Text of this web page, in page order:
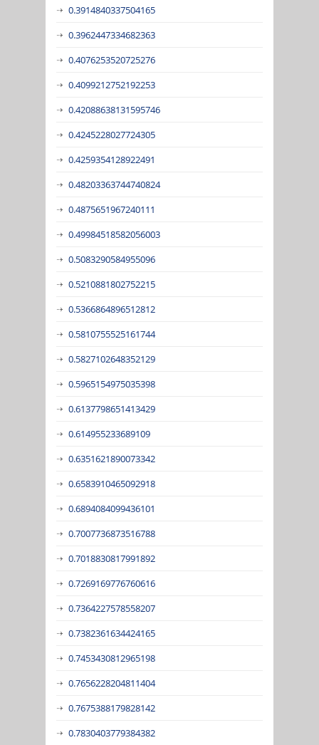
0.3914840337504165
0.3962447334682363
0.4076253520725276
0.4099212752192253
0.42088638131595746
0.4245228027724305
0.4259354128922491
0.48203363744740824
0.4875651967240111
0.49984518582056003
0.5083290584955096
0.5210881802752215
0.5366864896512812
0.5810755525161744
0.5827102648352129
0.5965154975035398
0.6137798651413429
0.614955233689109
0.6351621890073342
0.6583910465092918
0.6894084099436101
0.7007736873516788
0.7018830817991892
0.7269169776760616
0.7364227578558207
0.7382361634424165
0.7453430812965198
0.7656228204811404
0.7675388179828142
0.7830403779384382